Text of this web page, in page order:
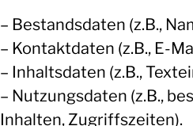
– Bestandsdaten (z.B.,
– Kontaktdaten (z.B., E-
– Inhaltsdaten (z.B.,
– Nutzungsdaten (z.B.,
Inhalten, Zugriffszeiten).